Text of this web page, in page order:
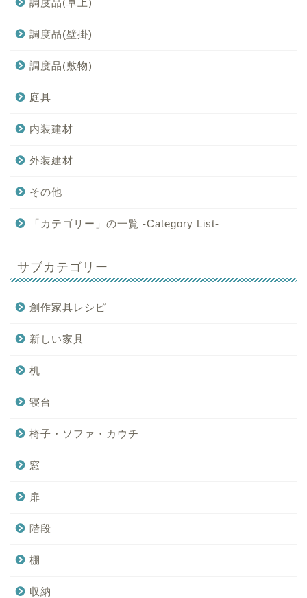
調度品(壁掛)
調度品(敷物)
庭具
内装建材
外装建材
その他
「カテゴリー」の一覧 -Category List-
サブカテゴリー
創作家具レシピ
新しい家具
机
寝台
椅子・ソファ・カウチ
窓
扉
階段
棚
収納